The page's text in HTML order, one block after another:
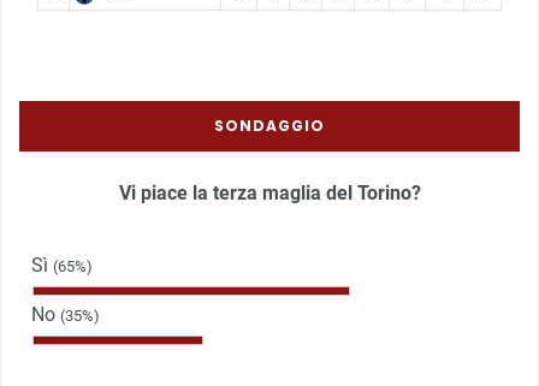
SONDAGGIO
Vi piace la terza maglia del Torino?
Sì (65%)
No (35%)